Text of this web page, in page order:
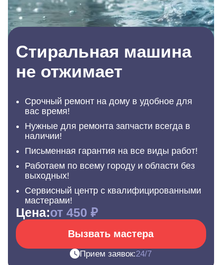
Стиральная машина
не отжимает
Срочный ремонт на дому в удобное для
вас время!
Нужные для ремонта запчасти всегда в
наличии!
Письменная гарантия на все виды работ!
Работаем по всему городу и области без
выходных!
Сервисный центр с квалифицированными
мастерами!
Цена:от 450 ₽
Вызвать мастера
Прием заявок:24/7